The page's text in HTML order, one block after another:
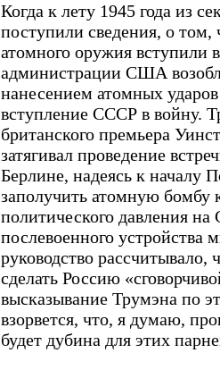
Когда к лету 1945 года из
поступили сведения, о
атомного оружия
администрации США
нанесением атомных
вступление СССР в войну.
британского премьера
затягивал проведение
Берлине, надеясь к началу
заполучить атомную бомбу
политического давления
послевоенного устройства
руководство
сделать Россию
высказывание Трумэна по
взорвется, что, я думаю,
будет дубина для этих